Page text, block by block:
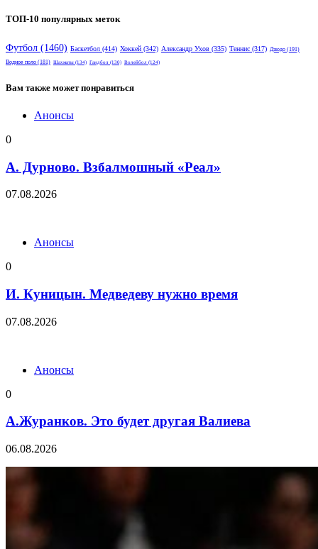
ТОП-10 популярных меток
Футбол (1460) Баскетбол (414) Хоккей (342) Александр Ухов (335) Теннис (317) Дзюдо (191)
Водное поло (181) Шахматы (134) Гандбол (130) Волейбол (124)
Вам также может понравиться
Анонсы
0
А. Дурново. Взбалмошный «Реал»
07.08.2026
Анонсы
0
И. Куницын. Медведеву нужно время
07.08.2026
Анонсы
0
А.Журанков. Это будет другая Валиева
06.08.2026